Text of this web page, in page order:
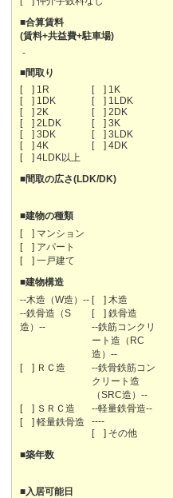
■合算賃料
(賃料+共益費+駐車場)
-
■間取り
[ ] 1R
[ ] 1K
[ ] 1DK
[ ] 1LDK
[ ] 2K
[ ] 2DK
[ ] 2LDK
[ ] 3K
[ ] 3DK
[ ] 3LDK
[ ] 4K
[ ] 4DK
[ ] 4LDK以上
■間取の広さ(LDK/DK)
■建物の種類
[ ] マンション
[ ] アパート
[ ] 一戸建て
■建物構造
--木造（W造）-- [ ] 木造
--鉄骨造（S
造）--
[ ] 鉄骨造
--鉄筋コンクリ
ート造（RC
造）--
[ ] ＲＣ造
--鉄骨鉄筋コン
クリート造
（SRC造）--
[ ] ＳＲＣ造
--軽量鉄骨造--
[ ] 軽量鉄骨造
----
[ ] その他
■築年数
■入居可能日